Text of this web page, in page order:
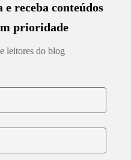
receba conteúdos
prioridade
leitores do blog